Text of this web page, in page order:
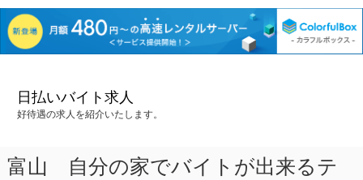
へ
ス
日払いバイト求人
好待遇の求人を紹介いたします。
富山 自分の家でバイトが出来るテ